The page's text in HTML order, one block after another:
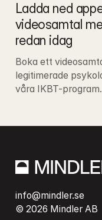
Ladda ned
videosamtal
redan idag
Boka ett
legitimerade
våra IKBT-program.
info@mindler.se
© 2026 Mindler AB